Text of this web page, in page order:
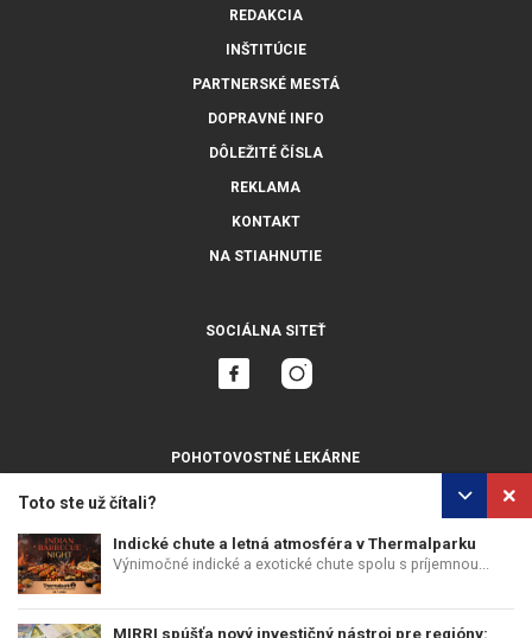
Toto ste už čítali?
Indické chute a letná atmosféra v Thermalparku
Výnimočné indické a exotické chute spolu s príjemnou...
MIRRI spúšťa nový investičný nástroj pre regióny:
REDAKCIA
INŠTITÚCIE
PARTNERSKÉ MESTÁ
DOPRAVNÉ INFO
DÔLEŽITÉ ČÍSLA
REKLAMA
KONTAKT
NA STIAHNUTIE
SOCIÁLNA SITEŤ
POHOTOVOSTNÉ LEKÁRNE
OCHRANA OSOBNÝCH ÚDAJOV